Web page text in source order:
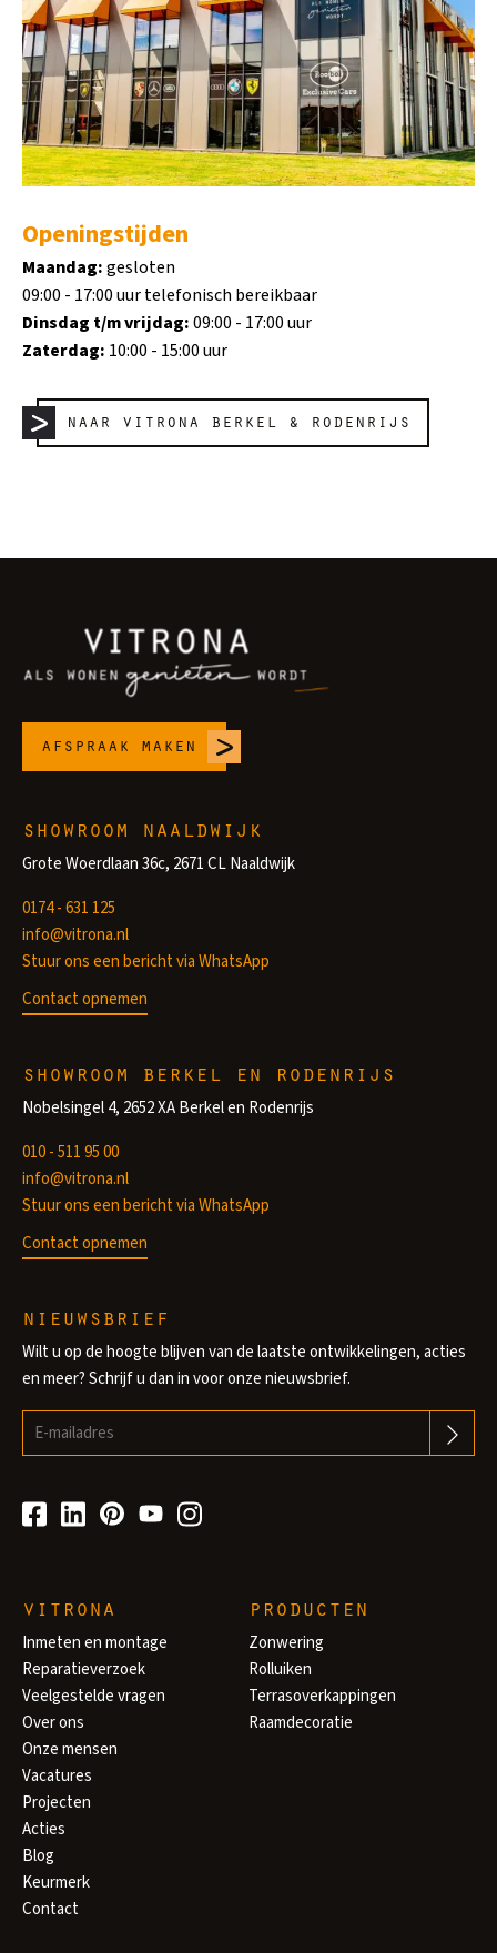
Openingstijden
Maandag:gesloten
09:00 - 17:00 uur telefonisch bereikbaar
Dinsdag t/m vrijdag:09:00 - 17:00 uur
Zaterdag: 10:00 - 15:00 uur
naar vitrona berkel & rodenrijs
afspraak maken
showroom naaldwijk
Grote Woerdlaan 36c, 2671 CL Naaldwijk
0174 - 631 125
info@vitrona.nl
Stuur ons een bericht via WhatsApp
Contact opnemen
showroom berkel en rodenrijs
Nobelsingel 4, 2652 XA Berkel en Rodenrijs
010 - 511 95 00
info@vitrona.nl
Stuur ons een bericht via WhatsApp
Contact opnemen
nieuwsbrief
Wilt u op de hoogte blijven van de laatste ontwikkelingen, acties
en meer? Schrijf u dan in voor onze nieuwsbrief.
vitrona
Inmeten en montage
Reparatieverzoek
Veelgestelde vragen
Over ons
Onze mensen
Vacatures
Projecten
Acties
Blog
Keurmerk
Contact
producten
Zonwering
Rolluiken
Terrasoverkappingen
Raamdecoratie